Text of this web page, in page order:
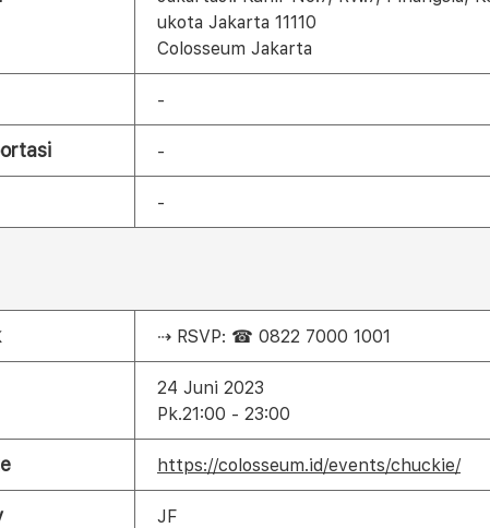
ukota Jakarta 11110
Colosseum Jakarta
-
-
-
⇢ RSVP: ☎ 0822 7000 1001
24 Juni 2023
Pk.21:00 - 23:00
https://colosseum.id/events/chuckie/
JF